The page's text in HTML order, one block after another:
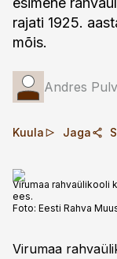
rajati 1925.
mõis.
Andres
Kuula Jaga
Virumaa rahvaülikooli
ees.
Foto: Eesti Rahva
Virumaa